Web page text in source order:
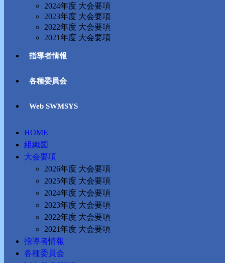
2024年度 大会要項
2023年度 大会要項
2022年度 大会要項
2021年度 大会要項
指導者情報
各種委員会
Web SWMSYS
HOME
組織図
大会要項
2026年度 大会要項
2025年度 大会要項
2024年度 大会要項
2023年度 大会要項
2022年度 大会要項
2021年度 大会要項
指導者情報
各種委員会